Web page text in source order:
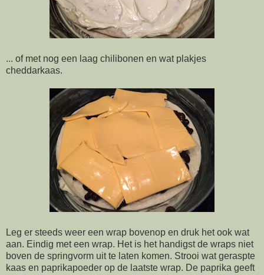
... of met nog een laag chilibonen en wat plakjes
cheddarkaas.
Leg er steeds weer een wrap bovenop en druk het ook wat
aan. Eindig met een wrap. Het is het handigst de wraps niet
boven de springvorm uit te laten komen. Strooi wat geraspte
kaas en paprikapoeder op de laatste wrap. De paprika geeft